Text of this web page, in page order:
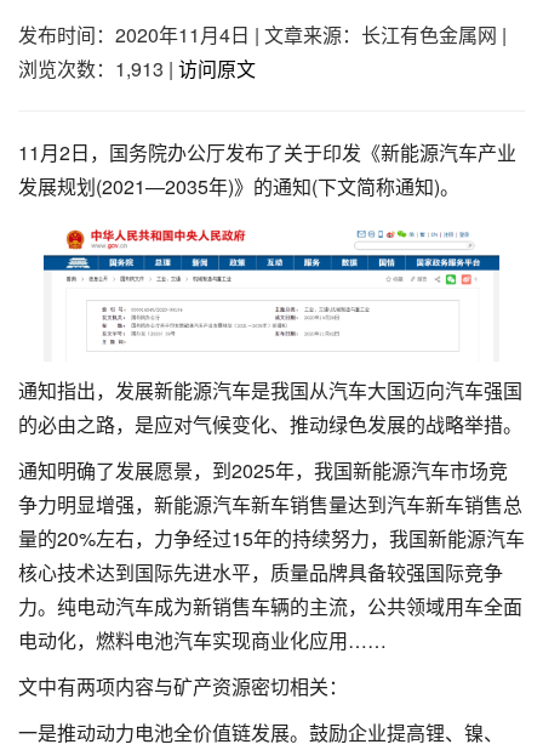
发布时间：2020年11月4日 | 文章来源：长江有色金属网 |
浏览次数：1,913 | 访问原文
11月2日，国务院办公厅发布了关于印发《新能源汽车产业
发展规划(2021—2035年)》的通知(下文简称通知)。
通知指出，发展新能源汽车是我国从汽车大国迈向汽车强国
的必由之路，是应对气候变化、推动绿色发展的战略举措。
通知明确了发展愿景，到2025年，我国新能源汽车市场竞
争力明显增强，新能源汽车新车销售量达到汽车新车销售总
量的20%左右，力争经过15年的持续努力，我国新能源汽车
核心技术达到国际先进水平，质量品牌具备较强国际竞争
力。纯电动汽车成为新销售车辆的主流，公共领域用车全面
电动化，燃料电池汽车实现商业化应用……
文中有两项内容与矿产资源密切相关：
一是推动动力电池全价值链发展。鼓励企业提高锂、镍、